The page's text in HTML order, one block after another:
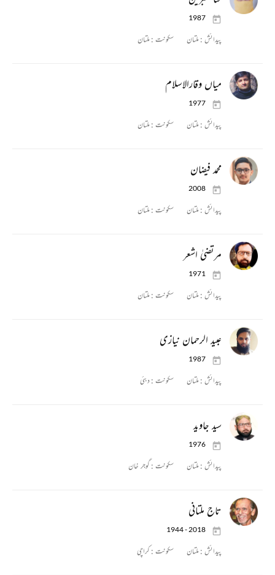
1987
پیدائش :ملتان سکونت :ملتان
میاں وقارالاسلام
1977
پیدائش :ملتان سکونت :ملتان
محمد فیضان
2008
پیدائش :ملتان سکونت :ملتان
مرتضیٰ اشعر
1971
پیدائش :ملتان سکونت :ملتان
عبید الرحمان نیازی
1987
پیدائش :ملتان سکونت :دبئی
سید جاوید
1976
پیدائش :ملتان سکونت : گوجر خان
تاج ملتانی
1944 - 2018
پیدائش :ملتان سکونت :کراچی